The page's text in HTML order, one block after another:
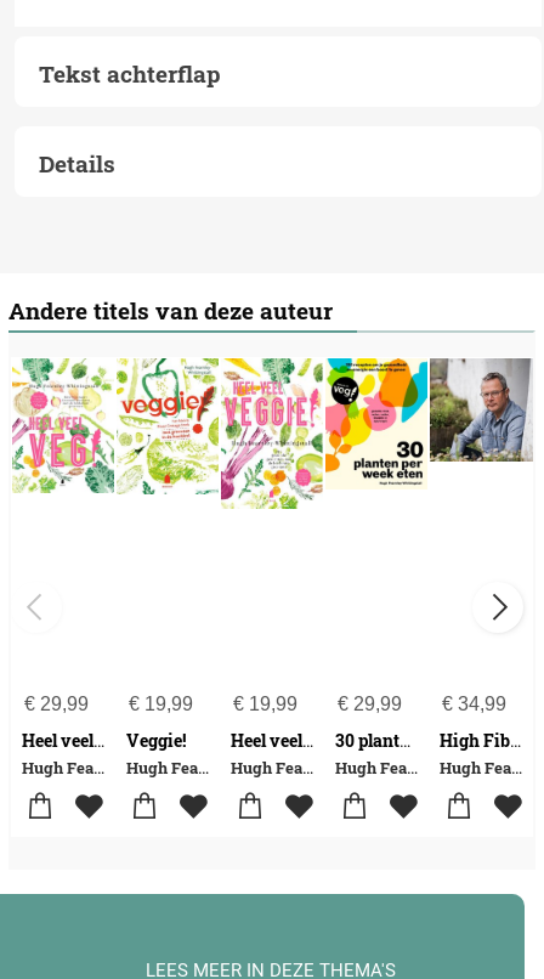
Tekst achterflap
Details
Andere titels van deze auteur
€29,99
Heel veel veg!
Hugh Fearnley-Whittingstall
€19,99
Veggie!
Hugh Fearnley-Whittingstall
€ 19,99
Heel veel veggie!
Hugh Fearnley-Whittingstall
€ 29,99
30 planten per week eten
Hugh Fearnley-Whittingstall
€ 34,99
High Fibre Heroes
Hugh Fearnley-Whittingstall
LEES MEER IN DEZE THEMA'S